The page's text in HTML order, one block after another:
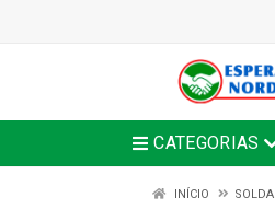
CATEGORIAS
INÍCIO SOLDA